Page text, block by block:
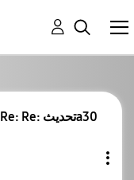
Re: Re: تحديثa30